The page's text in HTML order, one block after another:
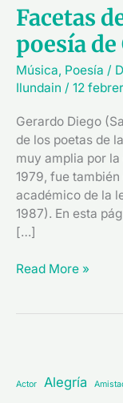
Facetas
poesía
Música, Poesía /
Ilundain / 12
Gerardo Diego
de los poetas de
muy amplia por
1979, fue
académico de la
1987). En esta
[…]
Read More »
Actor Alegría